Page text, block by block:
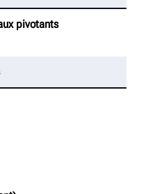
pivotants